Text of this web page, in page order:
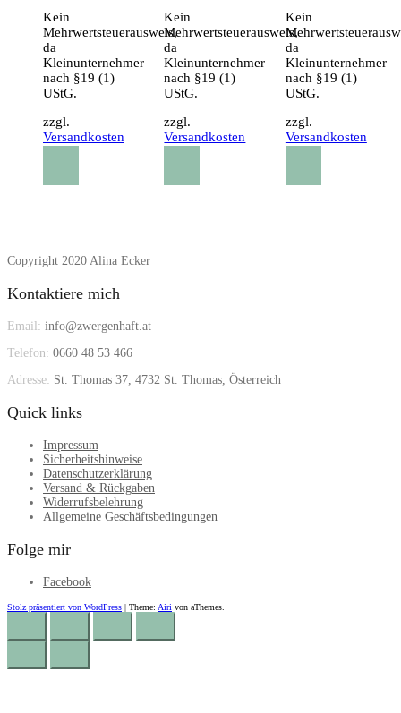
Kein
Mehrwertsteuerausweis,
da
Kleinunternehmer
nach §19 (1)
UStG.
zzgl.
Versandkosten
Kein
Mehrwertsteuerausweis,
da
Kleinunternehmer
nach §19 (1)
UStG.
zzgl.
Versandkosten
Kein
da
Kleinunternehmer
nach §19 (1)
UStG.
zzgl.
Versandkosten
Copyright 2020 Alina Ecker
Kontaktiere mich
Email: info@zwergenhaft.at
Telefon: 0660 48 53 466
Adresse: St. Thomas 37, 4732 St. Thomas, Österreich
Quick links
Impressum
Sicherheitshinweise
Datenschutzerklärung
Versand & Rückgaben
Widerrufsbelehrung
Allgemeine Geschäftsbedingungen
Folge mir
Facebook
Stolz präsentiert von WordPress | Theme: Airi von aThemes.